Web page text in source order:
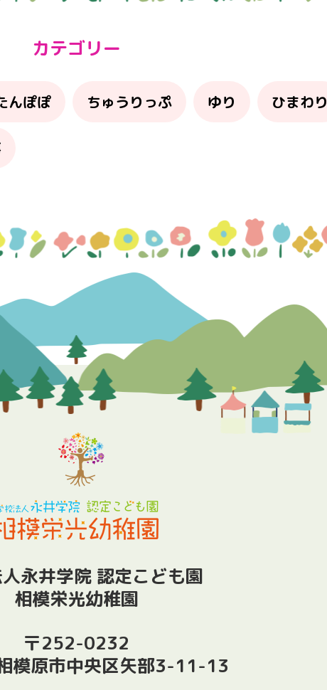
カテゴリー
んぽぽ ちゅうりっぷ ゆり ひまわり
永井学院 認定こども園
相模栄光幼稚園
〒252-0232
模原市中央区矢部3-11-13